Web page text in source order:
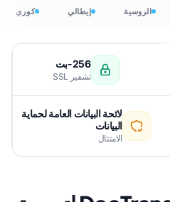
الروسية إيطالي كوري
256-بت
تشفير SSL
لائحة البيانات العامة لحماية
البيانات
الامتثال